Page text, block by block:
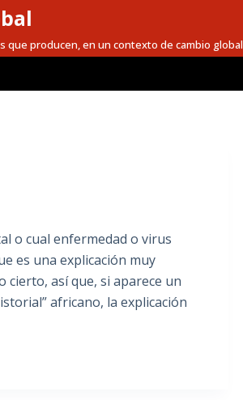
producen, en un contexto de cambio global
o cual enfermedad o virus
es una explicación muy
cierto, así que, si aparece un
africano, la explicación